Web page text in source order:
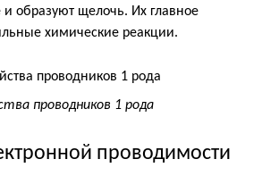
и образуют щелочь. Их главное
химические реакции.
проводников 1 рода
проводимости